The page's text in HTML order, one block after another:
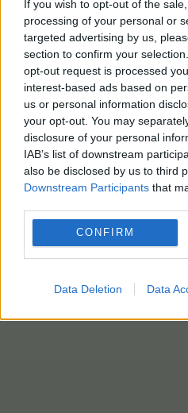
If you wish to opt-out of the
processing of your personal or
targeted advertising by us,
section to confirm your
opt-out request is processed
interest-based ads based on
us or personal information
your opt-out. You may
disclosure of your personal
IAB’s list of downstream
also be disclosed by us to third
Downstream Participants that
CONFIRM
Data Deletion Data